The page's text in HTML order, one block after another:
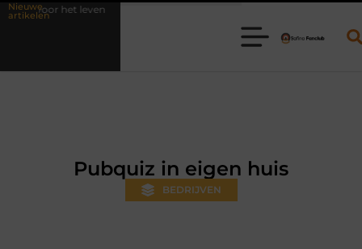
Nieuwe
artikelen
Waarom online vlees bestellen steeds gewoner wordt
Pubquiz in eigen huis
BEDRIJVEN